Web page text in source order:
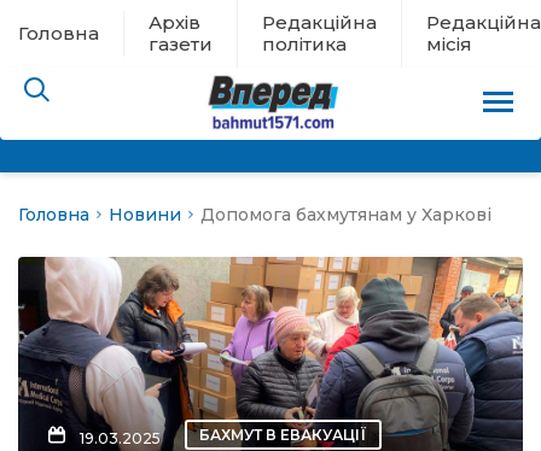
Головна
Архів
газети
Редакційна
політика
Редакційна
місія
евакуації
новини
Головна Новини Допомога бахмутянам у Харкові
19.03.2025 БАХМУТ В ЕВАКУАЦІЇ